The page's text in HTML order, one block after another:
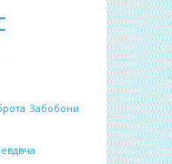
Забобони